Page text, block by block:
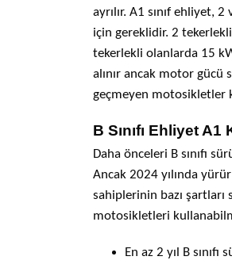
ayrılır. A1 sınıf ehliyet,
için gereklidir. 2
tekerlekli olanlarda 15
alınır ancak motor gücü
geçmeyen motosikletler
B Sınıfı Ehliyet
Daha önceleri B sınıfı
Ancak 2024 yılında
sahiplerinin bazı şartları
motosikletleri
En az 2 yıl B